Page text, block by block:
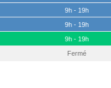
9h - 19h
9h - 19h
9h - 19h
Fermé